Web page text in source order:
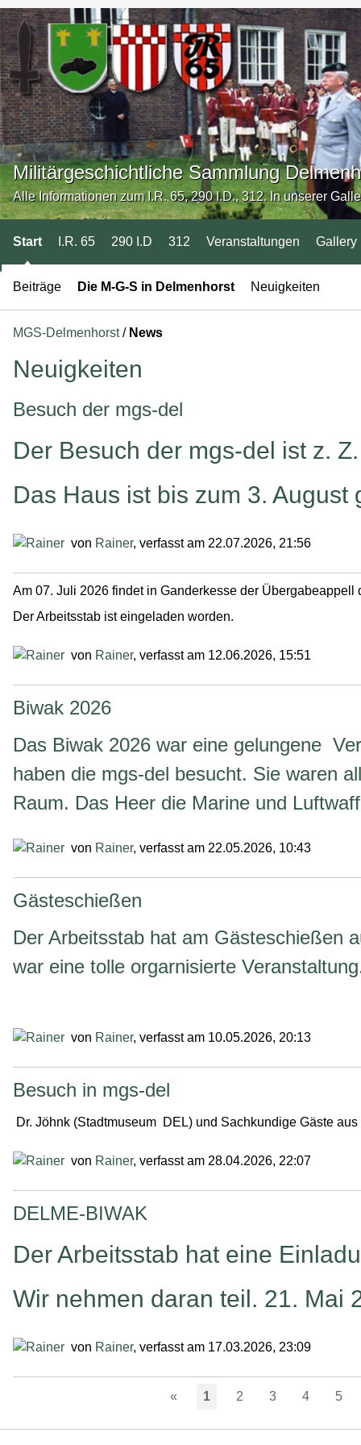
Militärgeschichtliche Sammlung
Alle Informationen zum I.R. 65, 290 I.D., 312. In unserer
Start I.R. 65 290 I.D 312 Veranstaltungen Gallery
Beiträge Die M-G-S in Delmenhorst Neuigkeiten
MGS-Delmenhorst/ News
Neuigkeiten
Besuch der mgs-del
Der Besuch der mgs-del ist z.
Das Haus ist bis zum 3. August
von Rainer, verfasst am 22.07.2026, 21:56
Am 07. Juli 2026 findet in Ganderkesse der Übergabeappell
Der Arbeitsstab ist eingeladen worden.
von Rainer, verfasst am 12.06.2026, 15:51
Biwak 2026
Das Biwak 2026 war eine gelungene
haben die mgs-del besucht. Sie waren
Raum. Das Heer die Marine und
von Rainer, verfasst am 22.05.2026, 10:43
Gästeschießen
Der Arbeitsstab hat am Gästeschießen
war eine tolle orgarnisierte
von Rainer, verfasst am 10.05.2026, 20:13
Besuch in mgs-del
Dr. Jöhnk (Stadtmuseum DEL) und Sachkundige Gäste
von Rainer, verfasst am 28.04.2026, 22:07
DELME-BIWAK
Der Arbeitsstab hat eine
Wir nehmen daran teil. 21. Mai
von Rainer, verfasst am 17.03.2026, 23:09
« 1 2 3 4 5